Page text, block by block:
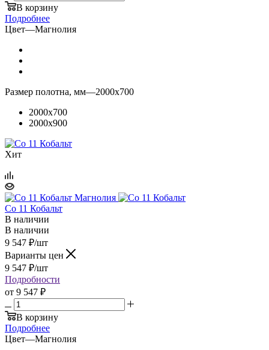
В корзину
Подробнее
Цвет—Магнолия
Размер полотна, мм—2000x700
2000x700
2000x900
Хит
Co 11 Кобальт
В наличии
В наличии
9 547 ₽/шт
Варианты цен
9 547 ₽/шт
Подробности
от 9 547 ₽
В корзину
Подробнее
Цвет—Магнолия